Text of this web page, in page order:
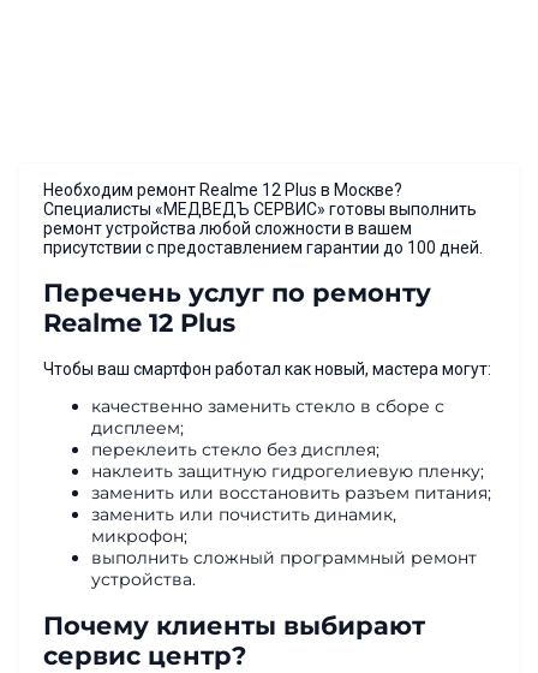
Необходим ремонт Realme 12 Plus в Москве?
Специалисты «МЕДВЕДЪ СЕРВИС» готовы выполнить
ремонт устройства любой сложности в вашем
присутствии с предоставлением гарантии до 100 дней.
Перечень услуг по ремонту
Realme 12 Plus
Чтобы ваш смартфон работал как новый, мастера могут:
качественно заменить стекло в сборе с
дисплеем;
переклеить стекло без дисплея;
наклеить защитную гидрогелиевую пленку;
заменить или восстановить разъем питания;
заменить или почистить динамик,
микрофон;
выполнить сложный программный ремонт
устройства.
Почему клиенты выбирают
сервис центр?